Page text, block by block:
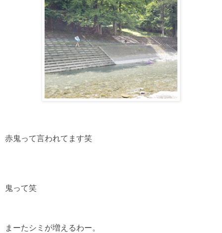
赤鬼って言われてます笑
鬼って笑
まーたシミが増えるわー。